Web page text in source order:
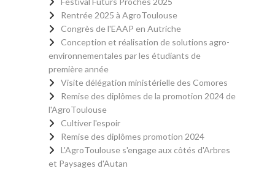
Rentrée 2025 à AgroToulouse
Congrès de l'EAAP en Autriche
Conception et réalisation de solutions agro-
environnementales par les étudiants de
première année
Visite délégation ministérielle des Comores
Remise des diplômes de la promotion 2024 de
l'AgroToulouse
Cultiver l'espoir
Remise des diplômes promotion 2024
L'AgroToulouse s'engage aux côtés d'Arbres
et Paysages d'Autan